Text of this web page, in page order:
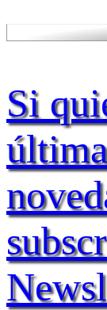
Si